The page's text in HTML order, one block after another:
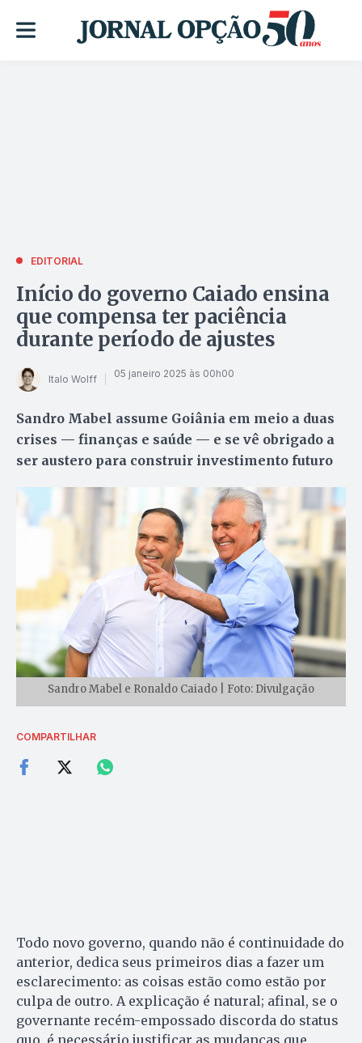
EDITORIAL
Início do governo Caiado ensina
que compensa ter paciência
durante período de ajustes
Italo Wolff 05 janeiro 2025 às 00h00
Sandro Mabel assume Goiânia em meio a duas
crises — finanças e saúde — e se vê obrigado a
ser austero para construir investimento futuro
Sandro Mabel e Ronaldo Caiado | Foto: Divulgação
COMPARTILHAR
Todo novo governo, quando não é continuidade do
anterior, dedica seus primeiros dias a fazer um
esclarecimento: as coisas estão como estão por
culpa de outro. A explicação é natural; afinal, se o
governante recém-empossado discorda do status